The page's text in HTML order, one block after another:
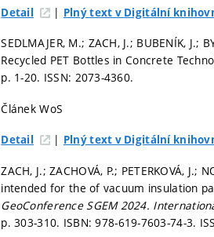
Detail | Plný text v Digitální
SEDLMAJER, M.; ZACH, J.; BUBENÍK,
Recycled PET Bottles in Concrete
p. 1-20. ISSN: 2073-4360.
Článek WoS
Detail | Plný text v Digitální
ZACH, J.; ZACHOVÁ, P.; PETERKOVÁ,
intended for the of vacuum insulation
GeoConference SGEM 2024.
p. 303-310. ISBN: 978-619-7603-74-3.